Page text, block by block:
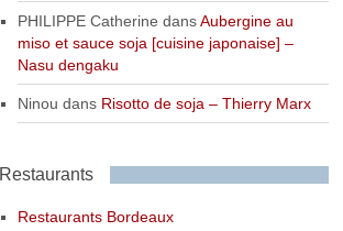
PHILIPPE Catherine dansAubergine au
miso et sauce soja [cuisine japonaise] –
Nasu dengaku
Ninou dans Risotto de soja – Thierry Marx
Restaurants
Restaurants Bordeaux